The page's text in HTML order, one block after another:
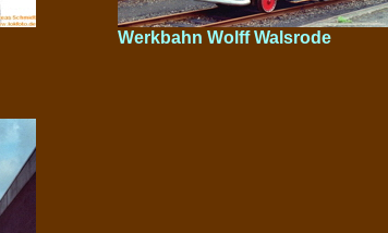
Werkbahn Wolff Walsrode